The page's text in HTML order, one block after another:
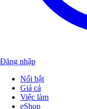
Đăng nhập
Nổi bật
Giá cả
Việc làm
eShop